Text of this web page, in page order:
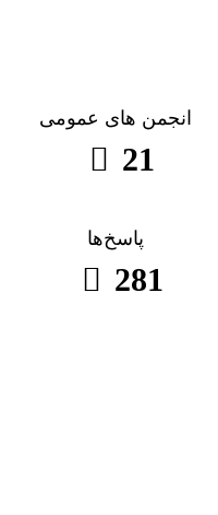
انجمن های عمومی
21
پاسخ‌ها
281